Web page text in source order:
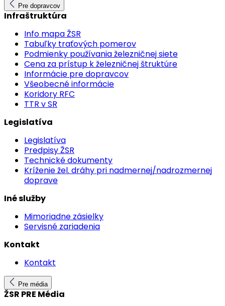
Pre dopravcov
Infraštruktúra
Info mapa ŽSR
Tabuľky traťových pomerov
Podmienky používania železničnej siete
Cena za prístup k železničnej štruktúre
Informácie pre dopravcov
Všeobecné informácie
Koridory RFC
TTR v SR
Legislatíva
Legislatíva
Predpisy ŽSR
Technické dokumenty
Kríženie žel. dráhy pri nadmernej/nadrozmernej
doprave
Iné služby
Mimoriadne zásielky
Servisné zariadenia
Kontakt
Kontakt
Pre média
ŽSR PRE Média